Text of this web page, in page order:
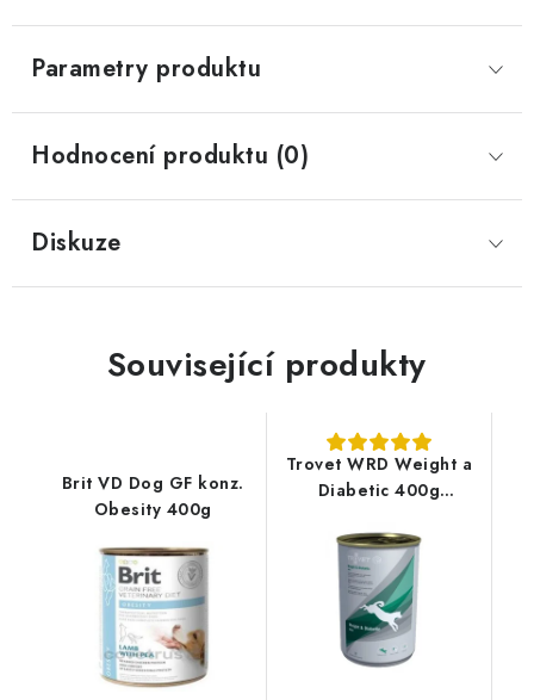
Parametry produktu
Hodnocení produktu (0)
Diskuze
Související produkty
Brit VD Dog GF konz.
Obesity 400g
Trovet WRD Weight a
Diabetic 400g